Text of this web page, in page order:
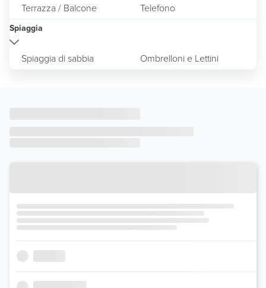
Terrazza / Balcone
Telefono
Spiaggia
Spiaggia di sabbia Ombrelloni e Lettini